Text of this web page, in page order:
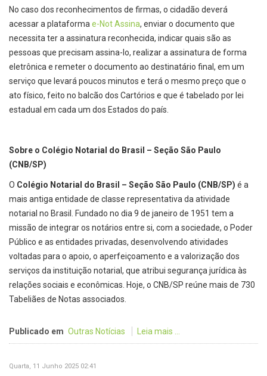
No caso dos reconhecimentos de firmas, o cidadão deverá
acessar a plataforma e-Not Assina, enviar o documento que
necessita ter a assinatura reconhecida, indicar quais são as
pessoas que precisam assina-lo, realizar a assinatura de forma
eletrônica e remeter o documento ao destinatário final, em um
serviço que levará poucos minutos e terá o mesmo preço que o
ato físico, feito no balcão dos Cartórios e que é tabelado por lei
estadual em cada um dos Estados do país.
Sobre o Colégio Notarial do Brasil – Seção São Paulo
(CNB/SP)
O Colégio Notarial do Brasil – Seção São Paulo (CNB/SP) é a
mais antiga entidade de classe representativa da atividade
notarial no Brasil. Fundado no dia 9 de janeiro de 1951 tem a
missão de integrar os notários entre si, com a sociedade, o Poder
Público e as entidades privadas, desenvolvendo atividades
voltadas para o apoio, o aperfeiçoamento e a valorização dos
serviços da instituição notarial, que atribui segurança jurídica às
relações sociais e econômicas. Hoje, o CNB/SP reúne mais de 730
Tabeliães de Notas associados.
Publicado em Outras Notícias Leia mais ...
Quarta, 11 Junho 2025 02:41